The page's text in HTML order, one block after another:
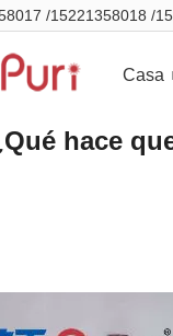
/15221358018 /
Casa
hace